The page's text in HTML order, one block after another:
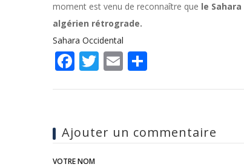
moment est venu de reconnaître que le
algérien rétrograde.
Sahara Occidental
Facebook
Twitter
Email
Ajouter un commentaire
VOTRE NOM